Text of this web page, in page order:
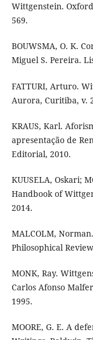
Wittgenstein.
569.
BOUWSMA, O. K.
Miguel S. Pereira.
FATTURI, Arturo.
Aurora, Curitiba, v.
KRAUS, Karl.
apresentação de
Editorial, 2010.
KUUSELA, Oskari;
Handbook of
2014.
MALCOLM,
Philosophical
MONK, Ray.
Carlos Afonso
1995.
MOORE, G. E. A